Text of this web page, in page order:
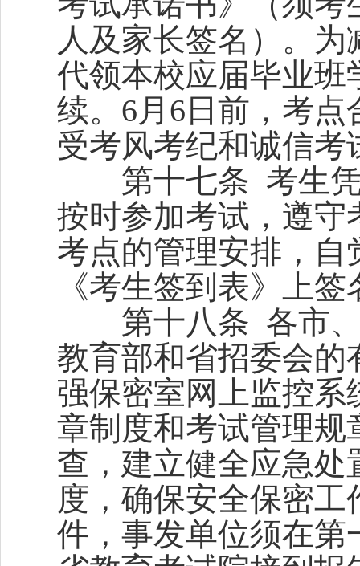
人及家长签名）。
代领本校应届毕业班
续。6月6日前，考
受考风考纪和诚信
第十七条 考生凭
按时参加考试，遵守
考点的管理安排，
《考生签到表》上签
第十八条 各市、
教育部和省招委会的
强保密室网上监控
章制度和考试管理规
查，建立健全应急
度，确保安全保密
件，事发单位须在第